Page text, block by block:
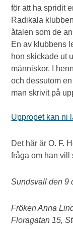
för att ha spridit
Radikala
åtalen som de
En av klubbens
hon skickade ut
människor. I
och dessutom
man skrivit på
Uppropet kan ni
Det här är O. F.
fråga om han vill
Sundsvall den 9
Fröken Anna
Floragatan 15,